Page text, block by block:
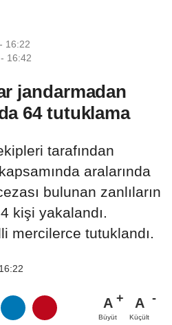
16:22
16:42
jandarmadan
64 tutuklama
tarafından
aralarında
bulunan zanlıların
kişi yakalandı.
mercilerce tutuklandı.
A
Büyüt
A
Küçült